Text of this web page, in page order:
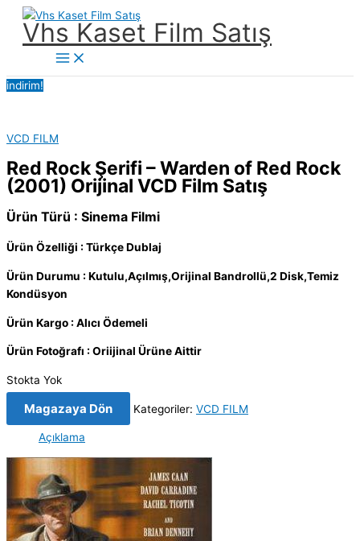
İçeriğe
Vhs Kaset Film Satış
Main
Menu
indirim!
VCD FILM
Red Rock Şerifi – Warden of Red Rock
(2001) Orijinal VCD Film Satış
Ürün Türü : Sinema Filmi
Ürün Özelliği : Türkçe Dublaj
Ürün Durumu : Kutulu,Açılmış,Orijinal Bandrollü,2 Disk,Temiz
Kondüsyon
Ürün Kargo : Alıcı Ödemeli
Ürün Fotoğrafı : Oriijinal Ürüne Aittir
Stokta Yok
Magazaya Dön Kategoriler: VCD FILM
Açıklama